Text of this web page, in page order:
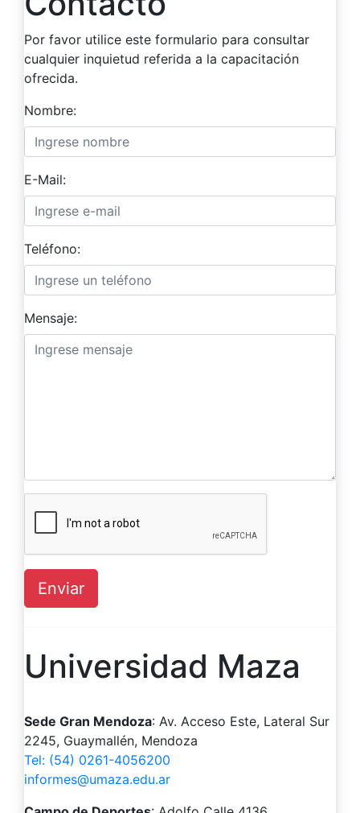
Por favor utilice este formulario para consultar
cualquier inquietud referida a la capacitación
ofrecida.
Nombre:
E-Mail:
Teléfono:
Mensaje:
Enviar
Universidad Maza
Sede Gran Mendoza: Av. Acceso Este, Lateral Sur
2245, Guaymallén, Mendoza
Tel: (54) 0261-4056200
informes@umaza.edu.ar